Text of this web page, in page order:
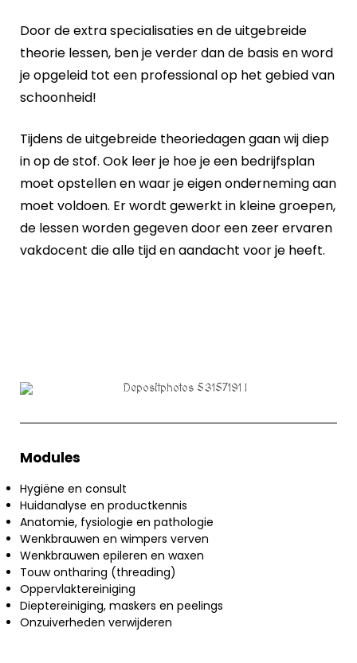
Door de extra specialisaties en de uitgebreide
theorie lessen, ben je verder dan de basis en word
je opgeleid tot een professional op het gebied van
schoonheid!
Tijdens de uitgebreide theoriedagen gaan wij diep
in op de stof. Ook leer je hoe je een bedrijfsplan
moet opstellen en waar je eigen onderneming aan
moet voldoen. Er wordt gewerkt in kleine groepen,
de lessen worden gegeven door een zeer ervaren
vakdocent die alle tijd en aandacht voor je heeft.
Modules
Hygiëne en consult
Huidanalyse en productkennis
Anatomie, fysiologie en pathologie
Wenkbrauwen en wimpers verven
Wenkbrauwen epileren en waxen
Touw ontharing (threading)
Oppervlaktereiniging
Dieptereiniging, maskers en peelings
Onzuiverheden verwijderen